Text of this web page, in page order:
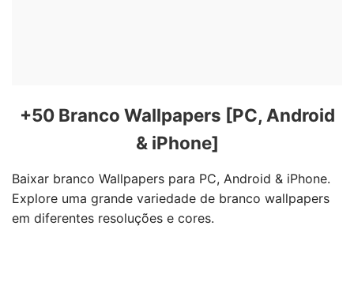
+50 Branco Wallpapers [PC, Android
& iPhone]
Baixar branco Wallpapers para PC, Android & iPhone.
Explore uma grande variedade de branco wallpapers
em diferentes resoluções e cores.